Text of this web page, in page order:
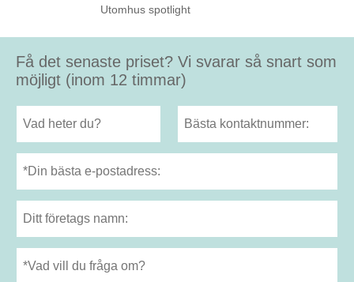
Utomhus spotlight
Få det senaste priset? Vi svarar så snart som
möjligt (inom 12 timmar)